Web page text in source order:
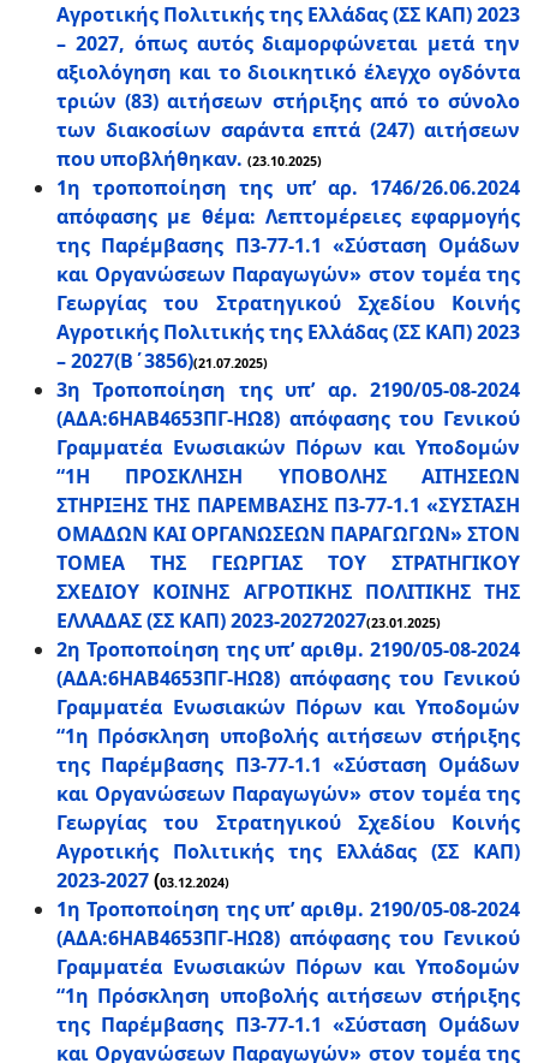
Αγροτικής Πολιτικής της Ελλάδας (ΣΣ ΚΑΠ) 2023
– 2027, όπως αυτός διαμορφώνεται μετά την
αξιολόγηση και το διοικητικό έλεγχο ογδόντα
τριών (83) αιτήσεων στήριξης από το σύνολο
των διακοσίων σαράντα επτά (247) αιτήσεων
που υποβλήθηκαν. (23.10.2025)
1η τροποποίηση της υπ’ αρ. 1746/26.06.2024
απόφασης με θέμα: Λεπτομέρειες εφαρμογής
της Παρέμβασης Π3-77-1.1 «Σύσταση Ομάδων
και Οργανώσεων Παραγωγών» στον τομέα της
Γεωργίας του Στρατηγικού Σχεδίου Κοινής
Αγροτικής Πολιτικής της Ελλάδας (ΣΣ ΚΑΠ) 2023
– 2027(Β΄3856)(21.07.2025)
3η Τροποποίηση της υπ’ αρ. 2190/05-08-2024
(ΑΔΑ:6ΗΑΒ4653ΠΓ-ΗΩ8) απόφασης του Γενικού
Γραμματέα Ενωσιακών Πόρων και Υποδομών
“1Η ΠΡΟΣΚΛΗΣΗ ΥΠΟΒΟΛΗΣ ΑΙΤΗΣΕΩΝ
ΣΤΗΡΙΞΗΣ ΤΗΣ ΠΑΡΕΜΒΑΣΗΣ Π3-77-1.1 «ΣΥΣΤΑΣΗ
ΟΜΑΔΩΝ ΚΑΙ ΟΡΓΑΝΩΣΕΩΝ ΠΑΡΑΓΩΓΩΝ» ΣΤΟΝ
ΤΟΜΕΑ ΤΗΣ ΓΕΩΡΓΙΑΣ ΤΟΥ ΣΤΡΑΤΗΓΙΚΟΥ
ΣΧΕΔΙΟΥ ΚΟΙΝΗΣ ΑΓΡΟΤΙΚΗΣ ΠΟΛΙΤΙΚΗΣ ΤΗΣ
ΕΛΛΑΔΑΣ (ΣΣ ΚΑΠ) 2023-20272027(23.01.2025)
2η Τροποποίηση της υπ’ αριθμ. 2190/05-08-2024
(ΑΔΑ:6ΗΑΒ4653ΠΓ-ΗΩ8) απόφασης του Γενικού
Γραμματέα Ενωσιακών Πόρων και Υποδομών
“1η Πρόσκληση υποβολής αιτήσεων στήριξης
της Παρέμβασης Π3-77-1.1 «Σύσταση Ομάδων
και Οργανώσεων Παραγωγών» στον τομέα της
Γεωργίας του Στρατηγικού Σχεδίου Κοινής
Αγροτικής Πολιτικής της Ελλάδας (ΣΣ ΚΑΠ)
2023-2027(03.12.2024)
1η Τροποποίηση της υπ’ αριθμ. 2190/05-08-2024
(ΑΔΑ:6ΗΑΒ4653ΠΓ-ΗΩ8) απόφασης του Γενικού
Γραμματέα Ενωσιακών Πόρων και Υποδομών
“1η Πρόσκληση υποβολής αιτήσεων στήριξης
της Παρέμβασης Π3-77-1.1 «Σύσταση Ομάδων
και Οργανώσεων Παραγωγών» στον τομέα της